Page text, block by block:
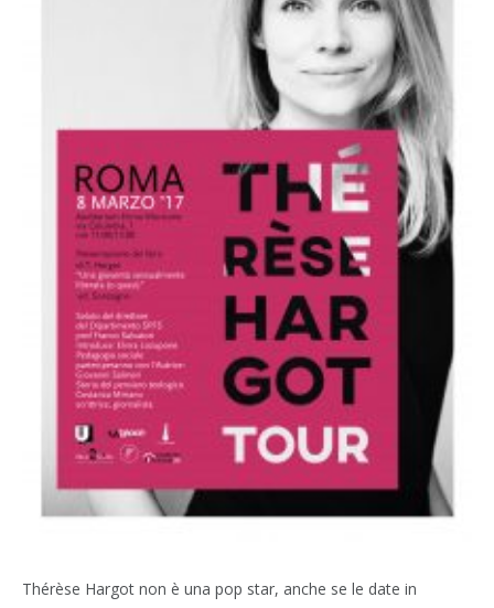
Thérèse Hargot non è una pop star, anche se le date in